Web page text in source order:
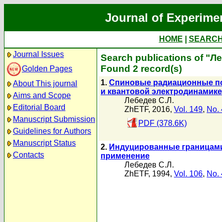
Journal of
HOME
Journal Issues
Golden Pages
About This journal
Aims and Scope
Editorial Board
Manuscript Submission
Guidelines for Authors
Manuscript Status
Contacts
Search publications of
Found 2 record(s)
1. Спиновые радиационные
и квантовой электродинамике
Лебедев С.Л.
ZhETF, 2016, Vol. 149, No.
PDF (378.6K)
2. Индуцированные
применение
Лебедев С.Л.
ZhETF, 1994, Vol. 106, No.